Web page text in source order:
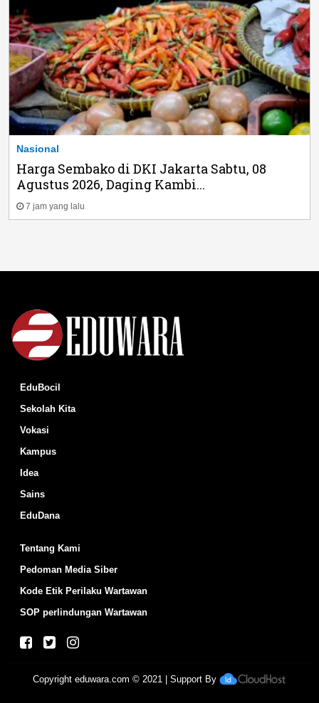
Nasional
Harga Sembako di DKI Jakarta Sabtu, 08
Agustus 2026, Daging Kambi...
7 jam yang lalu
EduBocil
Sekolah Kita
Vokasi
Kampus
Idea
Sains
EduDana
Tentang Kami
Pedoman Media Siber
Kode Etik Perilaku Wartawan
SOP perlindungan Wartawan
Copyrighteduwara.com © 2021 | Support By